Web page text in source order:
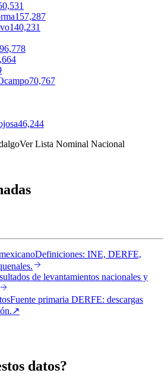
157,287
140,231
96,778
70,767
46,244
Ver Lista Nominal Nacional
Definiciones: INE, DERFE,
de levantamientos nacionales y
Fuente primaria DERFE: descargas
↗︎
datos?